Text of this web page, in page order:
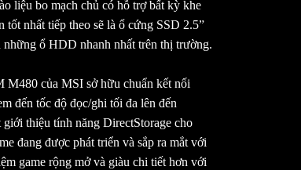
liệu bo mạch chủ có hỗ trợ bất kỳ khe
nhất tiếp theo sẽ là ổ cứng SSD 2.5”
những ổ HDD nhanh nhất trên thị trường.
của MSI sở hữu chuẩn kết nối
đến tốc độ đọc/ghi tối đa lên đến
thiệu tính năng DirectStorage cho
đang được phát triển và sắp ra mắt với
game rộng mở và giàu chi tiết hơn với